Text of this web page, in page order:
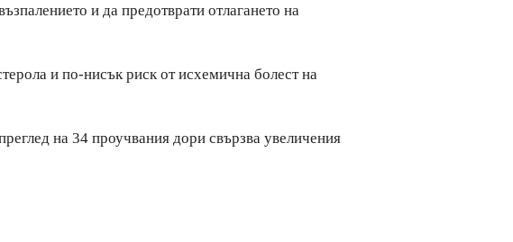
и да предотврати отлагането на
и по-нисък риск от исхемична болест на
на 34 проучвания дори свързва увеличения